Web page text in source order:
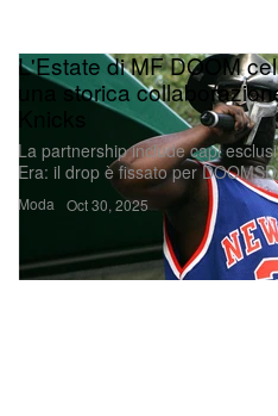
Moda
L'Estate di MF DOOM
una storica
La partnership include capi
Era: il drop è fissato per
Oct 30, 2025